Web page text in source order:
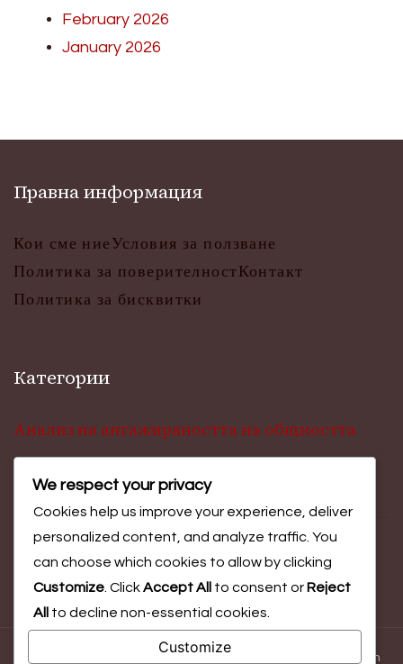
February 2026
January 2026
Правна информация
Кои сме ние Условия за ползване
Политика за поверителностКонтакт
Политика за бисквитки
Категории
Анализ на ангажираността на общността
Инсайти за участие във фестивали
Оценка на резултатите от събитието
Blossom
We respect your privacy
Cookies help us improve your experience, deliver
personalized content, and analyze traffic. You
can choose which cookies to allow by clicking
Customize . ClickAccept All to consent or Reject
All
to decline non-essential cookies.
Customize